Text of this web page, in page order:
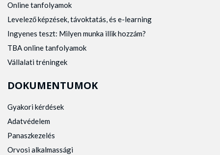
Online tanfolyamok
Levelező képzések, távoktatás, és e-learning
Ingyenes teszt: Milyen munka illik hozzám?
TBA online tanfolyamok
Vállalati tréningek
DOKUMENTUMOK
Gyakori kérdések
Adatvédelem
Panaszkezelés
Orvosi alkalmassági